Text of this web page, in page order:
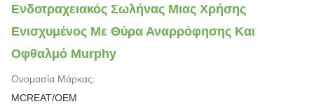
Ενδοτραχειακός Σωλήνας Μιας Χρήσης
Ενισχυμένος Με Θύρα Αναρρόφησης Και
Οφθαλμό Murphy
Ονομασία Μάρκας:
MCREAT/OEM